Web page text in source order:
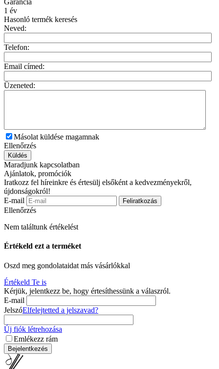
Garancia
1 év
Hasonló termék keresés
Neved:
Telefon:
Email címed:
Üzeneted:
Másolat küldése magamnak
Ellenőrzés
Küldés
Maradjunk kapcsolatban
Ajánlatok, promóciók
Iratkozz fel híreinkre és értesülj elsőként a kedvezményekről,
újdonságokról!
E-mail
Feliratkozás
Ellenőrzés
Nem találtunk értékelést
Értékeld ezt a terméket
Oszd meg gondolataidat más vásárlókkal
Értékeld Te is
Kérjük, jelentkezz be, hogy értesíthessünk a válaszról.
E-mail
JelszóElfelejtetted a jelszavad?
Új fiók létrehozása
Emlékezz rám
Bejelentkezés